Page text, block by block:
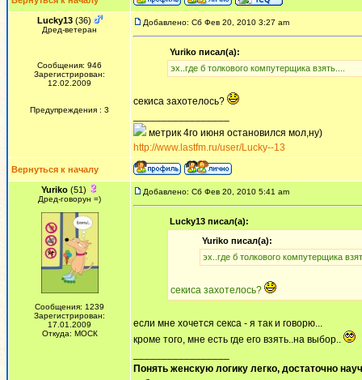
Lucky13(36)
Дред-ветеран
Сообщения: 946
Зарегистрирован:
12.02.2009
Предупреждения : 3
Добавлено: Сб Фев 20, 2010 3:27 am
Yuriko писал(а):
эх..где б толкового компутерщика взять....
секиса захотелось?
метрик 4го июня остановился мол,ну)
http://www.lastfm.ru/user/Lucky--13
Вернуться к началу
Yuriko (51)
Дред-говорун =)
Сообщения: 1239
Зарегистрирован:
17.01.2009
Откуда: МОСК
Добавлено: Сб Фев 20, 2010 5:41 am
Lucky13 писал(а):
Yuriko писал(а):
эх..где б толкового компутерщика
секиса захотелось?
если мне хочется секса - я так и говорю...
кроме того, мне есть где его взять..на выбор..
Понять женскую логику легко, достаточно